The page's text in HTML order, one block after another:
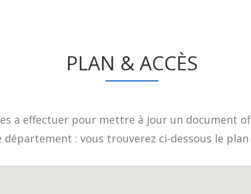
PLAN & ACCÈS
a effectuer pour mettre à jour un document
: vous trouverez ci-dessous le plan